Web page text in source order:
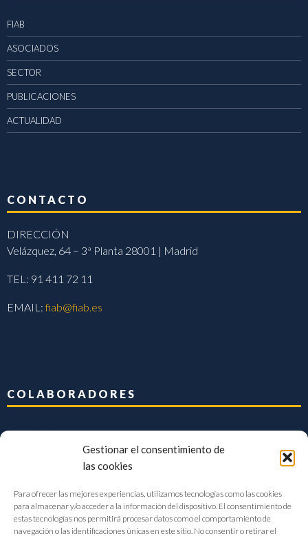
Gestionar el consentimiento de
las cookies
Para ofrecer las mejores experiencias, utilizamos tecnologías como las cookies
para almacenar y/o acceder a la información del dispositivo. El consentimiento de
estas tecnologías nos permitirá procesar datos como el comportamiento de
navegación o las identificaciones únicas en este sitio. No consentir o retirar el
FIAB
ASOCIADOS
SECTOR
PUBLICACIONES
ACTUALIDAD
CONTACTO
DIRECCIÓN
Velázquez, 64 – 3ª Planta 28001 | Madrid
TEL: 91 411 72 11
EMAIL:fiab@fiab.es
COLABORADORES